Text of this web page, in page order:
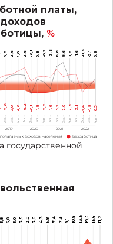
платы,
%
Безработица
доходов населения
2,6 3,0 4,6 6,2 –0,1 1,8 2,2 1,6 5,5 2,0 2,8 3,1 –5,4 –1,9 0,5
0,8 2,6 3,0 2,6 –6,1 0,8 –0,5 –3,6 6,8 8,6 0,6 –1,6 –0,6 –3,1 0,9
2кв. 3кв. 2кв. 3кв. 2кв. 3кв. 2кв. 3кв.
4кв. 1кв. 4кв. 1кв. 4кв.
2019 2020 2021
1кв. 4кв.
2022
государственной
5,8 6,0 5,0 3,5 2,0 3,6 4,3 5,8 7,4 7,3 8,1 10,8 13,5 19,5 15,6 11,2